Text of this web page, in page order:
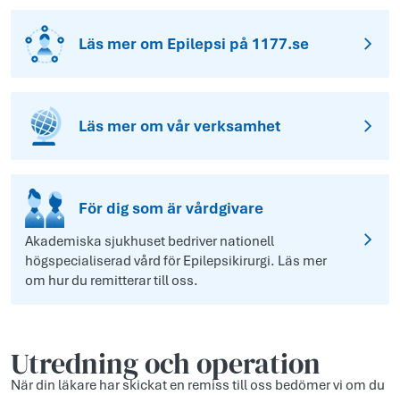
Läs mer om Epilepsi på 1177.se
Läs mer om vår verksamhet
För dig som är vårdgivare
Akademiska sjukhuset bedriver nationell
högspecialiserad vård för Epilepsikirurgi. Läs mer
om hur du remitterar till oss.
Utredning och operation
När din läkare har skickat en remiss till oss bedömer vi om du